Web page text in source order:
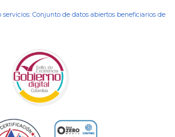
servicios: Conjunto de datos abiertos beneficiarios de